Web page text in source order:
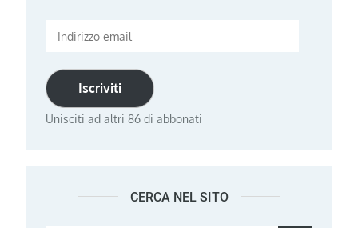
Indirizzo
Iscriviti
Unisciti ad altri 86 di abbonati
CERCA NEL SITO